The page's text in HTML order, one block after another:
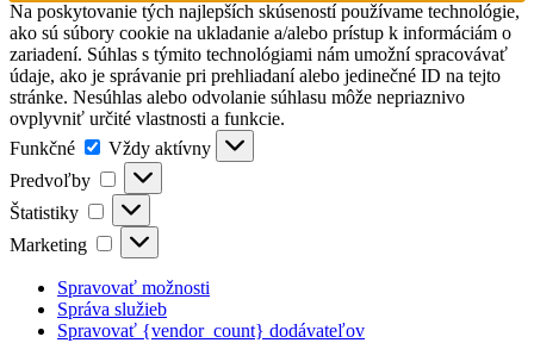
Na poskytovanie tých najlepších skúseností používame technológie,
ako sú súbory cookie na ukladanie a/alebo prístup k informáciám o
zariadení. Súhlas s týmito technológiami nám umožní spracovávať
údaje, ako je správanie pri prehliadaní alebo jedinečné ID na tejto
stránke. Nesúhlas alebo odvolanie súhlasu môže nepriaznivo
ovplyvniť určité vlastnosti a funkcie.
Funkčné
Funkčné
Vždy aktívny
Predvoľby
Predvoľby
Štatistiky Štatistiky
Marketing Marketing
Spravovať možnosti
Správa služieb
Spravovať {vendor_count} dodávateľov